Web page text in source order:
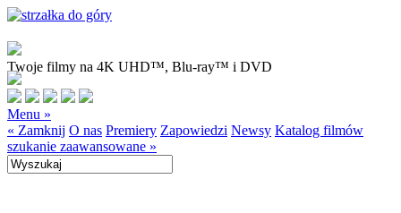
Twoje filmy na 4K UHD™, Blu-ray™ i DVD
Menu »
« Zamknij O nas Premiery Zapowiedzi Newsy Katalog filmów
szukanie zaawansowane »